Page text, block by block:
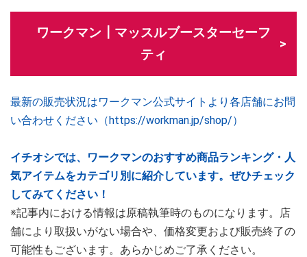
ワークマン┃マッスルブースターセーフ
ティ
最新の販売状況はワークマン公式サイトより各店舗にお問
い合わせください（https://workman.jp/shop/）
イチオシでは、ワークマンのおすすめ商品ランキング・人
気アイテムをカテゴリ別に紹介しています。ぜひチェック
してみてください！
※記事内における情報は原稿執筆時のものになります。店
舗により取扱いがない場合や、価格変更および販売終了の
可能性もございます。あらかじめご了承ください。